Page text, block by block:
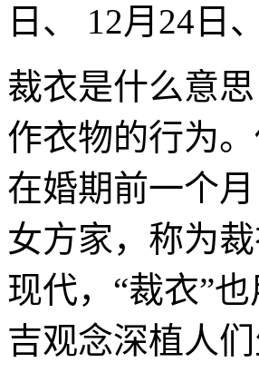
日、 12月24日
裁衣是什么意
作衣物的行为
在婚期前一个
女方家，称为
现代，“裁衣”
吉观念深植人